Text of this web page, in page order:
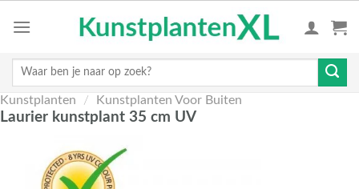
Zoeken
Kunstplanten / Kunstplanten Voor Buiten
Laurier kunstplant 35 cm UV